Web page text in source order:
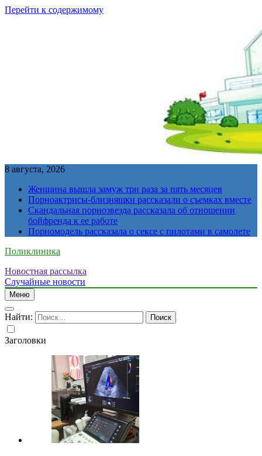
Перейти к содержимому
8 августа, 2026
Женщина вышла замуж три раза за пять месяцев
Порноактрисы-близняшки рассказали о съемках вместе
Скандальная порнозвезда рассказала об отношении
бойфренда к ее работе
Порномодель рассказала о сексе с пилотами в самолете
Поликлиника
Новостная рассылка
Случайные новости
Меню
Найти:
Заголовки